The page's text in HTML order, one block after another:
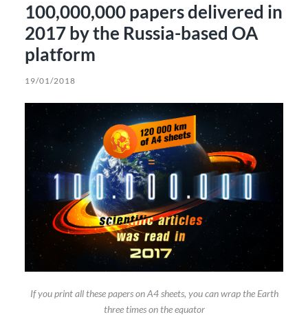
100,000,000 papers delivered in
2017 by the Russia-based OA
platform
19/01/2018
If you print all these papers on A4 sheets, you can wrap the Earth
three times on the equator